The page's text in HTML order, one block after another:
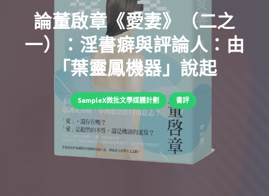
論董啟章《愛妻》（二之
一）：淫書癖與評論人：由
「葉靈鳳機器」說起
SampleX微批文學媒體計劃 書評